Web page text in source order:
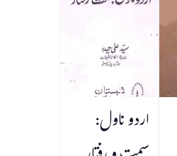
اردو ناول: